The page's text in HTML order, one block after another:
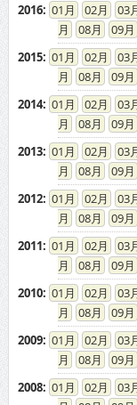
2016: 01 02 03
08
09
2015: 01 02 03
08
09
2014: 01 02 03
08
09
2013: 01 02 03
08
09
2012: 01 02 03
08
09
2011: 01 02 03
08
09
2010: 01 02 03
08
09
2009: 01 02 03
08
09
2008: 01 02 03